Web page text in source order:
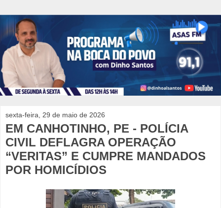
sexta-feira, 29 de maio de 2026
EM CANHOTINHO, PE - POLÍCIA
CIVIL DEFLAGRA OPERAÇÃO
“VERITAS” E CUMPRE MANDADOS
POR HOMICÍDIOS